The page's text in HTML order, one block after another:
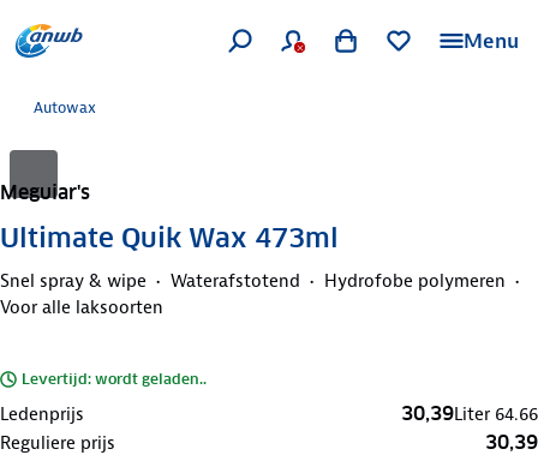
Menu
Autowax
Meguiar's
Ultimate Quik Wax 473ml
Snel spray & wipe Waterafstotend
Hydrofobe polymeren
Voor alle laksoorten
Levertijd: wordt geladen..
Ledenprijs 30,39Liter 64.66
Reguliere prijs
30,39